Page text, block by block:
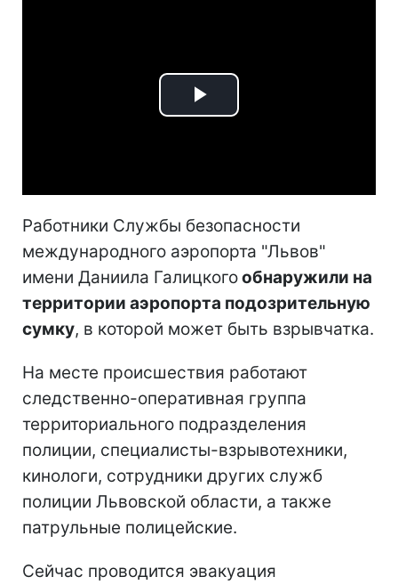
Play
Работники Службы безопасности
международного аэропорта "Львов"
имени Даниила Галицкогообнаружили на
территории аэропорта подозрительную
сумку, в которой может быть взрывчатка.
На месте происшествия работают
следственно-оперативная группа
территориального подразделения
полиции, специалисты-взрывотехники,
кинологи, сотрудники других служб
полиции Львовской области, а также
патрульные полицейские.
Сейчас проводится эвакуация